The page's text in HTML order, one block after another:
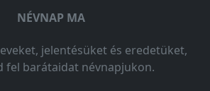
NÉVNAP MA
jelentésüket és eredetüket,
fel barátaidat névnapjukon.